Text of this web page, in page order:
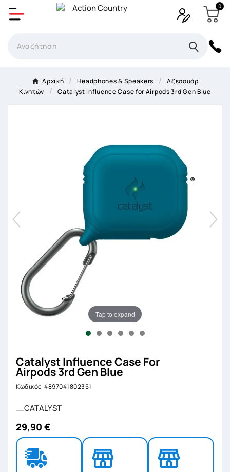
0
Αρχική Headphones & Speakers
Αξεσουάρ
Κινητών
Catalyst Influence Case for Airpods 3rd Gen Blue
Tap to expand
Catalyst Influence Case For
Airpods 3rd Gen Blue
Κωδικός:4897041802351
29,90 €
Δημιουργία λίστα επιθυμητών
×
Όνομα Λίστα επιθυμιτών
Ακύρωση Δημιουργία λίστα επιθυμητών